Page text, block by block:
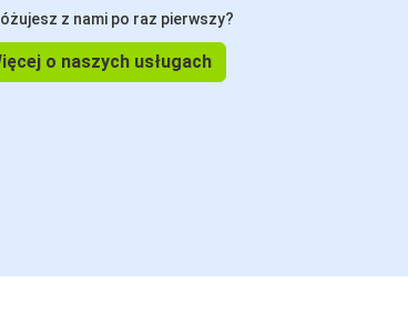
z nami po raz pierwszy?
o naszych usługach